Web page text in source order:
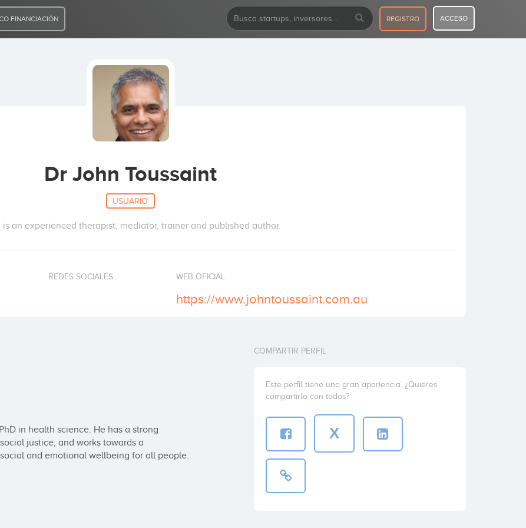
FINANCIACIÓN REGISTRO ACCESO
Dr John Toussaint
USUARIO
is an experienced therapist, mediator, trainer and published author.
REDES SOCIALES WEB OFICIAL
https://www.johntoussaint.com.au
in health science. He has a strong
justice, and works towards a
and emotional wellbeing for all people.
COMPARTIR PERFIL
Este perfil tiene una gran apariencia. ¿Quieres
compartirlo con todos?
X